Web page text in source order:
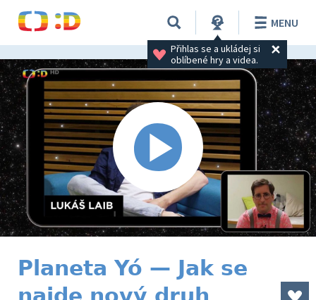
Přihlas se a ukládej si
oblíbené hry a videa.
MENU
Planeta Yó — Jak se